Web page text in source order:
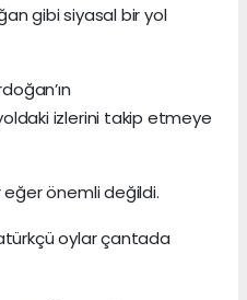
gibi siyasal bir yol
izlerini takip etmeye
eğer önemli değildi.
oylar çantada